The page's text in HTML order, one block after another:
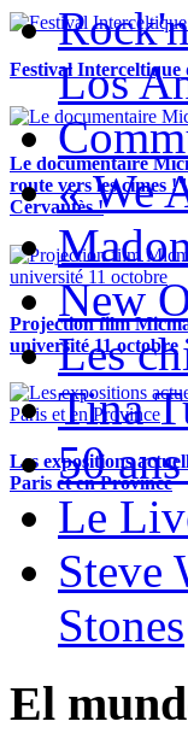
Festival Interceltique
Le documentaire
route vers les cimes
Cervantès !
Projection film
université 11 octobre
Les expositions
Paris et en Province
Los
« We
New
Les
Tina
50
Le
Steve
Stones
El